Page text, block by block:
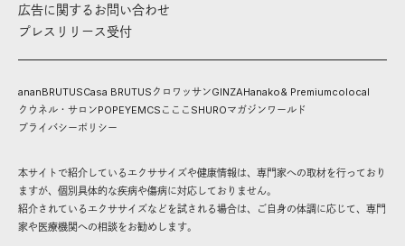
広告に関するお問い合わせ
プレスリリース受付
ananBRUTUSCasa BRUTUS クロワッサンGINZAHanako& Premiumcolocal
クウネル・サロンPOPEYEMCS こここ SHUROマガジンワールド
プライバシーポリシー
本サイトで紹介しているエクササイズや健康情報は、専門家への取材を行っており
ますが、個別具体的な疾病や傷病に対応しておりません。
紹介されているエクササイズなどを試される場合は、ご自身の体調に応じて、専門
家や医療機関への相談をお勧めします。